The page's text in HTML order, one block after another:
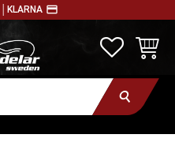
KLARNA payment